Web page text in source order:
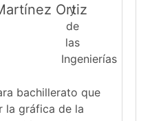
Ortiz
bachillerato que
la gráfica de la